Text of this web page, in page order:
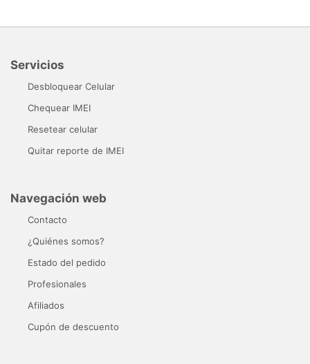
Servicios
Desbloquear Celular
Chequear IMEI
Resetear celular
Quitar reporte de IMEI
Navegación web
Contacto
¿Quiénes somos?
Estado del pedido
Profesionales
Afiliados
Cupón de descuento